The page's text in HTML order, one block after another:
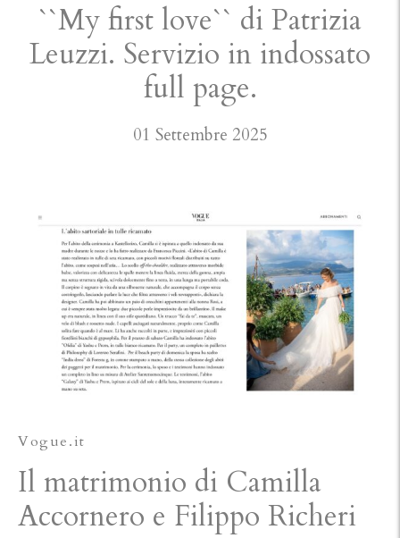
``My first love`` di Patrizia
Leuzzi. Servizio in indossato
full page.
01 Settembre 2025
Vogue.it
Il matrimonio di Camilla
Accornero e Filippo Richeri